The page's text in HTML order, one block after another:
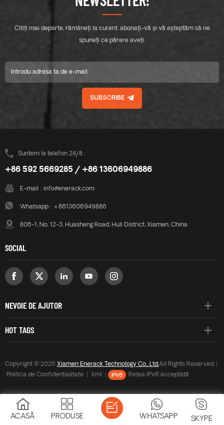
Citiți mai departe, rămâneți la curent, abonați-vă și vă așteptăm să ne
spuneți ce părere aveți.
SUBSCRIBE
Suntem la telefon 24/8 :
+86 592 5669285 / +86 13606949886
E-mail : info@enerack.com
Whatsapp : +8613606949886
806-1, No. 12-3, Huasheng Road, Huli District, Xiamen, China
SOCIAL
NEVOIE DE AJUTOR
HOT TAGS
Copyright © 2026 Xiamen Enerack Technology Co., Ltd.All Rights Reserved. |
Politica de Confidențialitate
Xml Rețea IPv6 acceptată
ACASĂ PRODUSE SKYPE
WHATSAPP